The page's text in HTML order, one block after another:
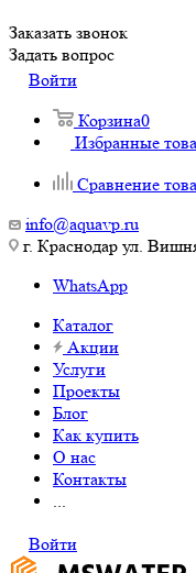
Заказать звонок
Задать вопрос
Войти
Корзина0
Избранные
Сравнение
info@aquavp.ru
г. Краснодар ул.
WhatsApp
Каталог
Акции
Услуги
Проекты
Блог
Как купить
О нас
Контакты
...
Войти